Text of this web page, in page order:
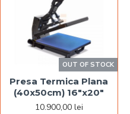
OUT OF STOCK
Presa Termica Plana
(40x50cm) 16"x20"
10.900,00 lei